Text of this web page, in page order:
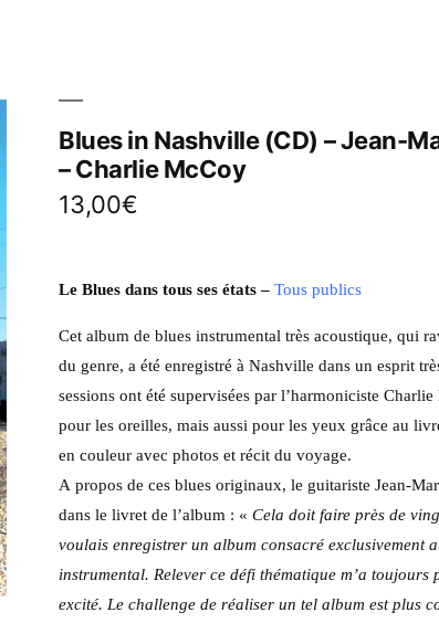
Blues in Nashville (CD) – Jean-
– Charlie McCoy
13,00€
Le Blues dans tous ses états– Tous publics
Cet album de blues instrumental très acoustique, qui
du genre, a été enregistré à Nashville dans un esprit
sessions ont été supervisées par l’harmoniciste
pour les oreilles, mais aussi pour les yeux grâce au
en couleur avec photos et récit du voyage.
A propos de ces blues originaux, le guitariste Jean-
dans le livret de l’album : «Cela doit faire près de
voulais enregistrer un album consacré exclusivement
instrumental. Relever ce défi thématique m’a toujours
excité. Le challenge de réaliser un tel album est plus